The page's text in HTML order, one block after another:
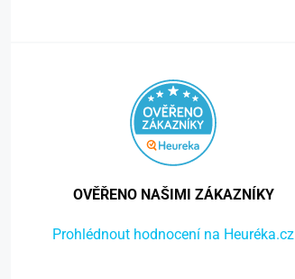
OVĚŘENO NAŠIMI ZÁKAZNÍKY
Prohlédnout hodnocení na Heuréka.cz